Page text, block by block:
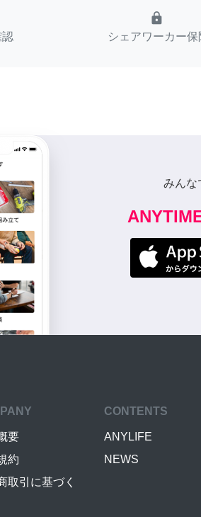
lock
シェアワーカー保
みんな
要
約
取引に基づく
CONTENTS
ANYLIFE
NEWS